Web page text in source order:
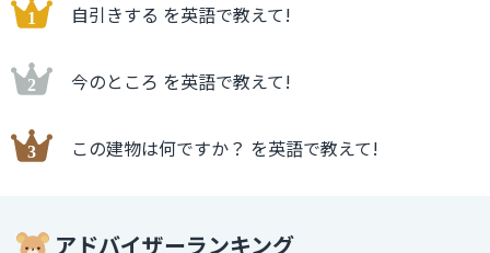
自引きする を英語で教えて!
今のところ を英語で教えて!
この建物は何ですか？ を英語で教えて!
アドバイザーランキング